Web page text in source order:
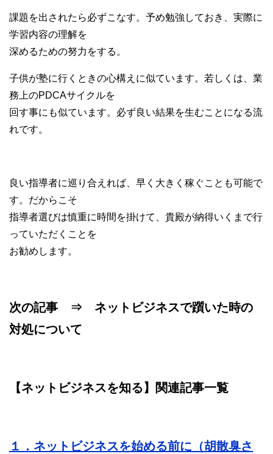
課題を出されたら必ずこなす。予め勉強しておき、実際に
学習内容の理解を
深めるための努力をする。
子供が塾に行くときの心構えに似ています。若しくは、業
務上のPDCAサイクルを
回す事にも似ています。必ず良い結果を生むことになる流
れです。
良い指導者に巡り合えれば、早く大きく稼ぐことも可能で
す。だからこそ
指導者選びは慎重に時間を掛けて、貴殿が納得いくまで行
っていただくことを
お勧めします。
次の記事 ⇒ ネットビジネスで躓いた時の
対処について
【ネットビジネスを知る】関連記事一覧
１．ネットビジネスを始める前に（胡散臭さ